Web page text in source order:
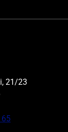
21/23
65